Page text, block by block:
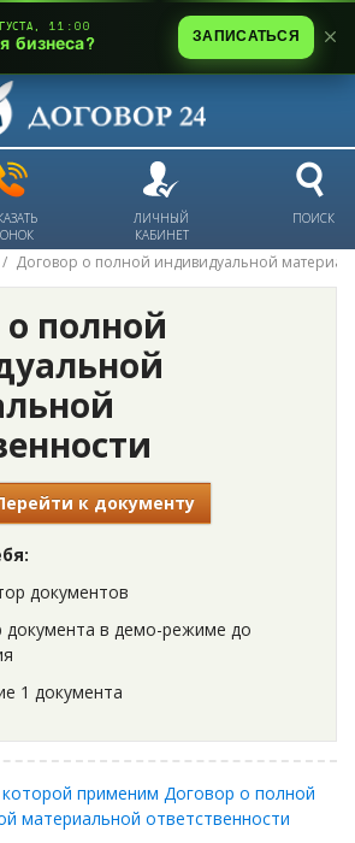
ЛИЧНЫЙ
КАБИНЕТ
ПОИСК
Договор о полной индивидуальной
полной
к документу
документов
документа в демо-режиме до
1 документа
применим Договор о полной
материальной ответственности
11:00
бизнеса? ЗАПИСАТЬСЯ